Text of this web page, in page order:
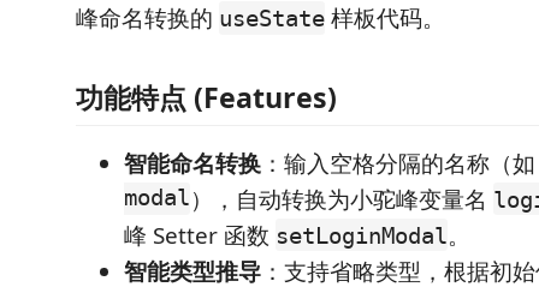
峰命名转换的 useState 样板代码。
功能特点 (Features)
智能命名转换 ：输入空格分隔的名称（
modal），自动转换为小驼峰变量名
峰 Setter 函数 setLoginModal。
智能类型推导 ：支持省略类型，根据初